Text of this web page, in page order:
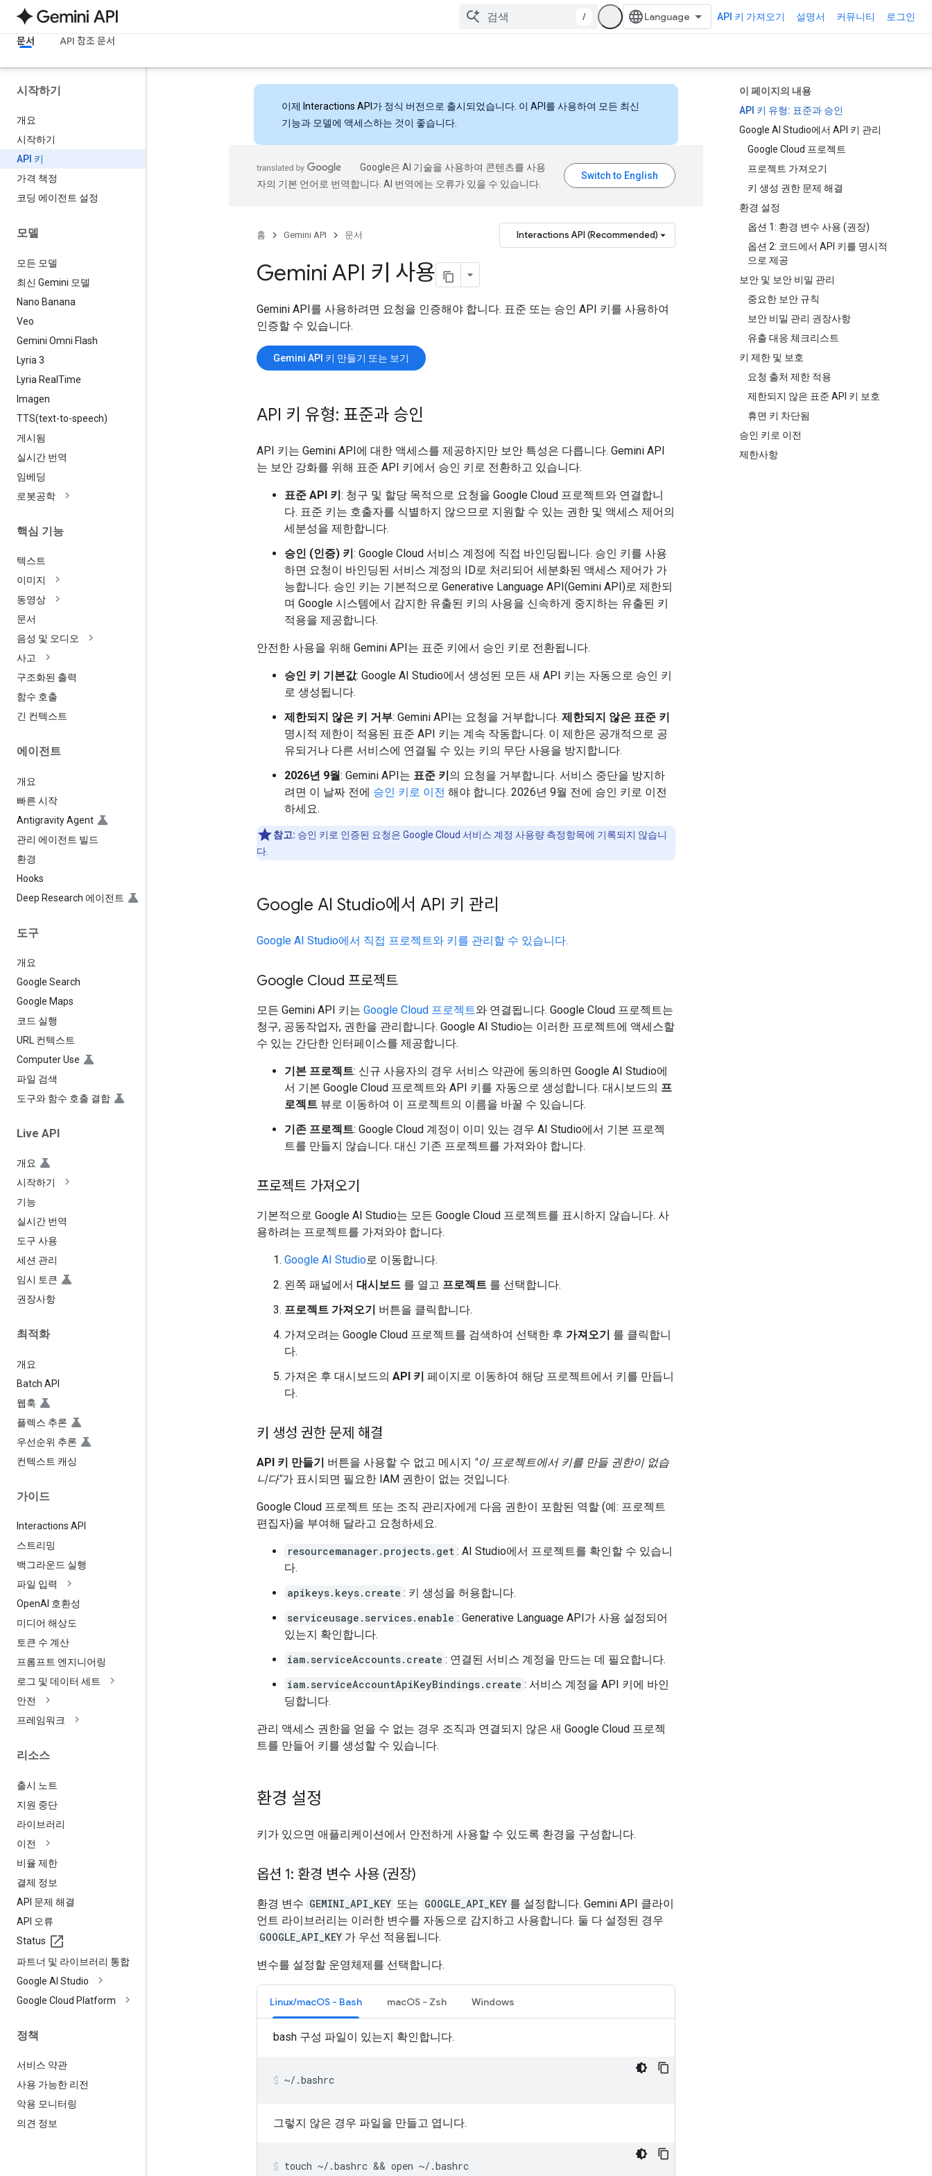
/ API 키 가져오기 설명서 커뮤니티 로그인
문서 API 참조 문서
시작하기
개요
시작하기
API 키
가격 책정
코딩 에이전트 설정
모델
모든 모델
최신 Gemini 모델
Nano Banana
Veo
Gemini Omni Flash
Lyria 3
Lyria Real Time
Imagen
TTS(text-to-speech)
게시됨
실시간 번역
임베딩
로봇공학
핵심 기능
텍스트
이미지
동영상
문서
음성 및 오디오
사고
구조화된 출력
함수 호출
긴 컨텍스트
에이전트
개요
빠른 시작
Antigravity Agent
관리 에이전트 빌드
환경
Hooks
Deep Research 에이전트
도구
개요
Google Search
Google Maps
코드 실행
URL 컨텍스트
Computer Use
파일 검색
도구와 함수 호출 결합
Live API
개요
시작하기
기능
실시간 번역
도구 사용
세션 관리
임시 토큰
권장사항
최적화
개요
Batch API
웹훅
플렉스 추론
우선순위 추론
컨텍스트 캐싱
가이드
Interactions API
스트리밍
백그라운드 실행
파일 입력
OpenAI 호환성
미디어 해상도
토큰 수 계산
프롬프트 엔지니어링
로그 및 데이터 세트
안전
프레임워크
리소스
출시 노트
지원 중단
라이브러리
이전
비율 제한
결제 정보
API 문제 해결
API 오류
Status
파트너 및 라이브러리 통합
Google AI Studio
Google Cloud Platform
정책
서비스 약관
사용 가능한 리전
악용 모니터링
의견 정보
이 페이지의 내용
API 키 유형: 표준과 승인
Google AI Studio에서 API 키 관리
Google Cloud 프로젝트
프로젝트 가져오기
키 생성 권한 문제 해결
환경 설정
옵션 1: 환경 변수 사용 (권장)
옵션 2: 코드에서 API 키를 명시적
으로 제공
보안 및 보안 비밀 관리
중요한 보안 규칙
보안 비밀 관리 권장사항
유출 대응 체크리스트
키 제한 및 보호
요청 출처 제한 적용
제한되지 않은 표준 API 키 보호
휴면 키 차단됨
승인 키로 이전
제한사항
이제 Interactions API 가 정식 버전으로 출시되었습니다. 이 API를 사용하여 모든 최신
기능과 모델에 액세스하는 것이 좋습니다.
Google은 AI 기술을 사용하여 콘텐츠를 사용
자의 기본 언어로 번역합니다. AI 번역에는 오류가 있을 수 있습니다.
홈 Gemini API 문서 Interactions API (Recommended)
Gemini API 키 사용
Gemini API를 사용하려면 요청을 인증해야 합니다. 표준 또는 승인 API 키를 사용하여
인증할 수 있습니다.
Gemini API 키 만들기 또는 보기
API 키 유형: 표준과 승인
API 키는 Gemini API에 대한 액세스를 제공하지만 보안 특성은 다릅니다. Gemini API
는 보안 강화를 위해 표준 API 키에서 승인 키로 전환하고 있습니다.
표준 API 키: 청구 및 할당 목적으로 요청을 Google Cloud 프로젝트와 연결합니
다. 표준 키는 호출자를 식별하지 않으므로 지원할 수 있는 권한 및 액세스 제어의
세분성을 제한합니다.
승인 (인증) 키: Google Cloud 서비스 계정에 직접 바인딩됩니다. 승인 키를 사용
하면 요청이 바인딩된 서비스 계정의 ID로 처리되어 세분화된 액세스 제어가 가
능합니다. 승인 키는 기본적으로 Generative Language API(Gemini API)로 제한되
며 Google 시스템에서 감지한 유출된 키의 사용을 신속하게 중지하는 유출된 키
적용을 제공합니다.
안전한 사용을 위해 Gemini API는 표준 키에서 승인 키로 전환됩니다.
승인 키 기본값: Google AI Studio에서 생성된 모든 새 API 키는 자동으로 승인 키
로 생성됩니다.
제한되지 않은 키 거부: Gemini API는 요청을 거부합니다. 제한되지 않은 표준 키
명시적 제한이 적용된 표준 API 키는 계속 작동합니다. 이 제한은 공개적으로 공
유되거나 다른 서비스에 연결될 수 있는 키의 무단 사용을 방지합니다.
2026년 9월: Gemini API는 표준 키의 요청을 거부합니다. 서비스 중단을 방지하
려면 이 날짜 전에 승인 키로 이전 해야 합니다. 2026년 9월 전에 승인 키로 이전
하세요.
참고: 승인 키로 인증된 요청은 Google Cloud 서비스 계정 사용량 측정항목에 기록되지 않습니
다.
Google AI Studio에서 API 키 관리
Google AI Studio에서 직접 프로젝트와 키를 관리할 수 있습니다.
Google Cloud 프로젝트
모든 Gemini API 키는 Google Cloud 프로젝트와 연결됩니다. Google Cloud 프로젝트는
청구, 공동작업자, 권한을 관리합니다. Google AI Studio는 이러한 프로젝트에 액세스할
수 있는 간단한 인터페이스를 제공합니다.
기본 프로젝트: 신규 사용자의 경우 서비스 약관에 동의하면 Google AI Studio에
서 기본 Google Cloud 프로젝트와 API 키를 자동으로 생성합니다. 대시보드의 프
로젝트 뷰로 이동하여 이 프로젝트의 이름을 바꿀 수 있습니다.
기존 프로젝트: Google Cloud 계정이 이미 있는 경우 AI Studio에서 기본 프로젝
트를 만들지 않습니다. 대신 기존 프로젝트를 가져와야 합니다.
프로젝트 가져오기
기본적으로 Google AI Studio는 모든 Google Cloud 프로젝트를 표시하지 않습니다. 사
용하려는 프로젝트를 가져와야 합니다.
Google AI Studio로 이동합니다.
왼쪽 패널에서 대시보드 를 열고 프로젝트 를 선택합니다.
프로젝트 가져오기 버튼을 클릭합니다.
가져오려는 Google Cloud 프로젝트를 검색하여 선택한 후 가져오기 를 클릭합니
다.
가져온 후 대시보드의 API 키 페이지로 이동하여 해당 프로젝트에서 키를 만듭니
다.
키 생성 권한 문제 해결
API 키 만들기 버튼을 사용할 수 없고 메시지 "이 프로젝트에서 키를 만들 권한이 없습
니다"가 표시되면 필요한 IAM 권한이 없는 것입니다.
Google Cloud 프로젝트 또는 조직 관리자에게 다음 권한이 포함된 역할 (예: 프로젝트
편집자)을 부여해 달라고 요청하세요.
resourcemanager.projects.get : AI Studio에서 프로젝트를 확인할 수 있습니
다.
apikeys.keys.create : 키 생성을 허용합니다.
serviceusage.services.enable : Generative Language API가 사용 설정되어
있는지 확인합니다.
iam.serviceAccounts.create : 연결된 서비스 계정을 만드는 데 필요합니다.
iam.serviceAccountApiKeyBindings.create : 서비스 계정을 API 키에 바인
딩합니다.
관리 액세스 권한을 얻을 수 없는 경우 조직과 연결되지 않은 새 Google Cloud 프로젝
트를 만들어 키를 생성할 수 있습니다.
환경 설정
키가 있으면 애플리케이션에서 안전하게 사용할 수 있도록 환경을 구성합니다.
옵션 1: 환경 변수 사용 (권장)
환경 변수 GEMINI_API_KEY 또는 GOOGLE_API_KEY 를 설정합니다. Gemini API 클라이
언트 라이브러리는 이러한 변수를 자동으로 감지하고 사용합니다. 둘 다 설정된 경우
GOOGLE_API_KEY 가 우선 적용됩니다.
변수를 설정할 운영체제를 선택합니다.
Linux/macOS - Bash macOS - Zsh Windows
bash 구성 파일이 있는지 확인합니다.
~/.bashrc
그렇지 않은 경우 파일을 만들고 엽니다.
touch ~/.bashrc && open ~/.bashrc